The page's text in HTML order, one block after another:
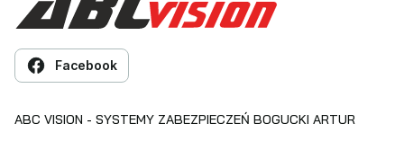
Facebook
ABC VISION - SYSTEMY ZABEZPIECZEŃ BOGUCKI ARTUR